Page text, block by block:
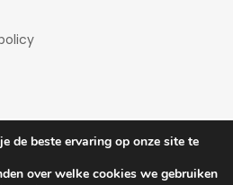
2026| Theme by
de beste ervaring op onze site te
over welke cookies we gebruiken